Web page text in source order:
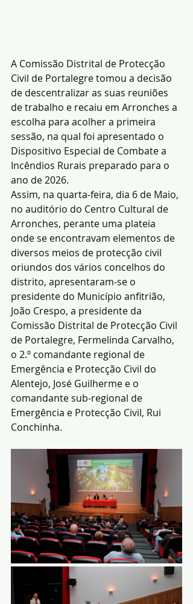
A Comissão Distrital de Protecção
Civil de Portalegre tomou a decisão
de descentralizar as suas reuniões
de trabalho e recaiu em Arronches a
escolha para acolher a primeira
sessão, na qual foi apresentado o
Dispositivo Especial de Combate a
Incêndios Rurais preparado para o
ano de 2026.
Assim, na quarta-feira, dia 6 de Maio,
no auditório do Centro Cultural de
Arronches, perante uma plateia
onde se encontravam elementos de
diversos meios de protecção civil
oriundos dos vários concelhos do
distrito, apresentaram-se o
presidente do Município anfitrião,
João Crespo, a presidente da
Comissão Distrital de Protecção Civil
de Portalegre, Fermelinda Carvalho,
o 2.º comandante regional de
Emergência e Protecção Civil do
Alentejo, José Guilherme e o
comandante sub-regional de
Emergência e Protecção Civil, Rui
Conchinha.